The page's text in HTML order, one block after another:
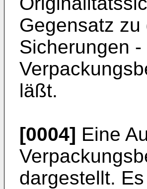
Gegensatz
Sicherungen
läßt.
[0004] Eine
dargestellt.